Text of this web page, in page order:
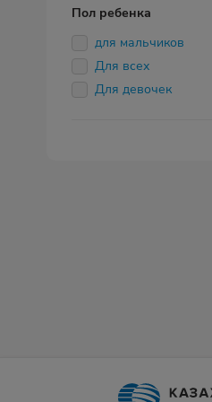
Пол ребенка
для мальчиков
Для всех
Для девочек